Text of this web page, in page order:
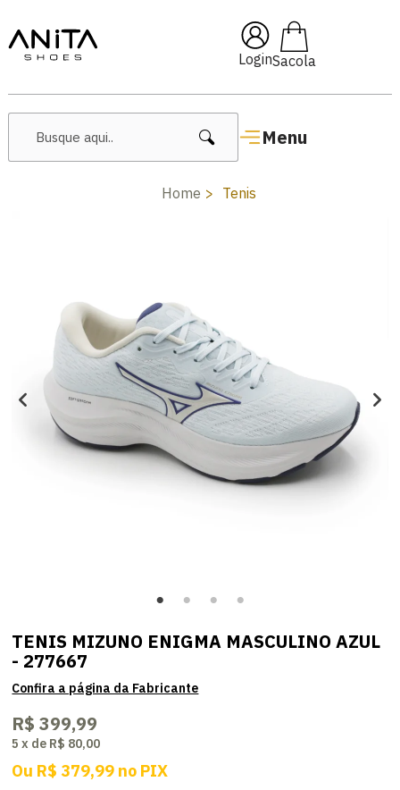
Login
Menu
🔥 Lançamentos Femininos
Home Tenis
TENIS MIZUNO ENIGMA MASCULINO AZUL
- 277667
R$ 399,99
5 x de R$ 80,00
Ou R$ 379,99 no PIX